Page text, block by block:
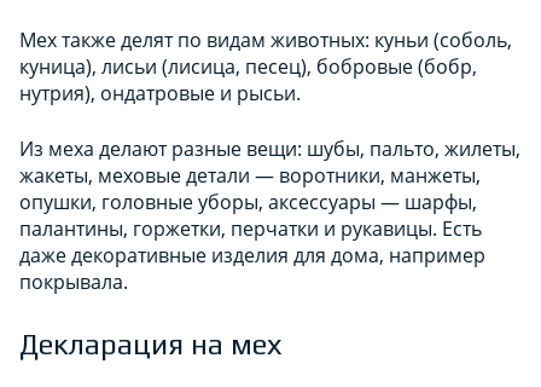
Мех также делят по видам животных: куньи (соболь,
куница), лисьи (лисица, песец), бобровые (бобр,
нутрия), ондатровые и рысьи.
Из меха делают разные вещи: шубы, пальто, жилеты,
жакеты, меховые детали — воротники, манжеты,
опушки, головные уборы, аксессуары — шарфы,
палантины, горжетки, перчатки и рукавицы. Есть
даже декоративные изделия для дома, например
покрывала.
Декларация на мех